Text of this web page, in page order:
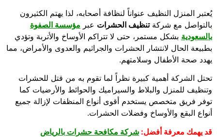
يُعتبر المنزل النظيف عنواناً لنظافة أصحابه، لذا يهتم الكثيرون
بالتواصل مع شركةتنظيف الحشرات عبر مؤسسة الصفوة
بالسعودية بشكل مستمر، حتى لا تتراكم الأوساخ والأتربة وتؤدي
بطبيعة الحال لانتشار الحشرات والجراثيم والعدوى والأمراض، مما
يهدد صحة الأطفال وسلامتهم.
تحتل الشركة أهمية كبيرة نظراً لما تقوم به من قتل للحشرات
وتنظيف للمنزل والبلاط والسيراميك والحوائط والأرضيات كما
توفر فريق متخصص يستخدم أقوى أنواع المنظفات لإزالة جميع
أنواع البقع والأوساخ وفضلات الحشرات.
قد يهمك معرفة أفضل: شركة مكافحة حشرات بالرياض